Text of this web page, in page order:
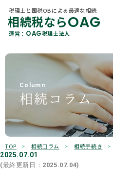
税理士と国税OBによる最適な相続
相続税ならOAG
運営： OAG税理士法人
税理士と国税OBによる最適な相続
相続税ならOAG
各種相続サービス
相続コラム
OAGを知る
相続ガイド
カテゴ
すべて
相続税
遺言
不動産
贈与税
有価証券
当社概要
Office Information
事務所一覧
Column
相続コラム
TOP 相続コラム 相続手続き
2025.07.01
(最終更新日：2025.07.04)